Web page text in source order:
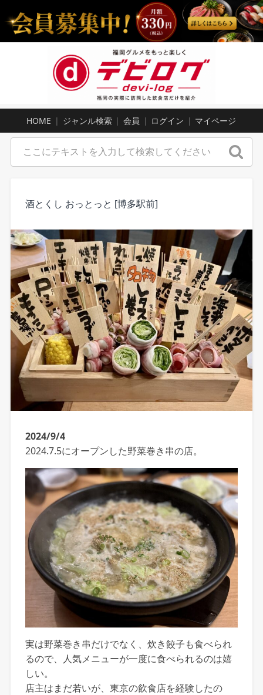
HOME ジャンル検索 会員 ログイン マイページ
酒とくし おっとっと [博多駅前]
2024/9/4
2024.7.5にオープンした野菜巻き串の店。
実は野菜巻き串だけでなく、炊き餃子も食べられ
るので、人気メニューが一度に食べられるのは嬉
しい。
店主はまだ若いが、東京の飲食店を経験したの